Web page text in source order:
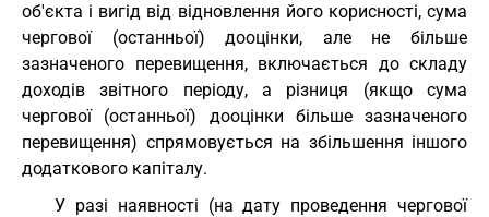
об'єкта і вигід від відновлення його корисності, сума
чергової (останньої) дооцінки, але не більше
зазначеного перевищення, включається до складу
доходів звітного періоду, а різниця (якщо сума
чергової (останньої) дооцінки більше зазначеного
перевищення) спрямовується на збільшення іншого
додаткового капіталу.
У разі наявності (на дату проведення чергової